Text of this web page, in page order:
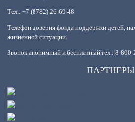
Тел.: +7 (8782) 26-69-48
Телефон доверия фонда поддержки детей,
жизненной ситуации.
Звонок анонимный и бесплатный тел.: 8-800-
ПАРТНЕРЫ